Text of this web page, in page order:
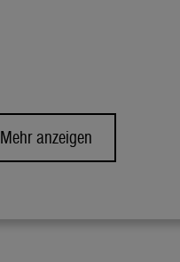
Mehr anzeigen